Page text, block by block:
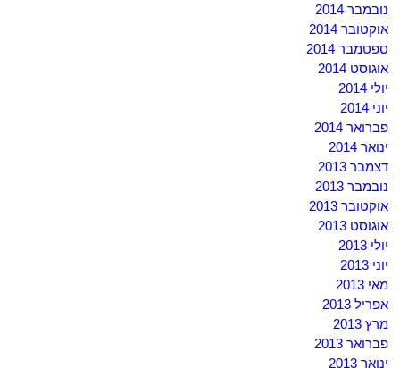
נובמבר 2014
אוקטובר 2014
ספטמבר 2014
אוגוסט 2014
יולי 2014
יוני 2014
פברואר 2014
ינואר 2014
דצמבר 2013
נובמבר 2013
אוקטובר 2013
אוגוסט 2013
יולי 2013
יוני 2013
מאי 2013
אפריל 2013
מרץ 2013
פברואר 2013
ינואר 2013